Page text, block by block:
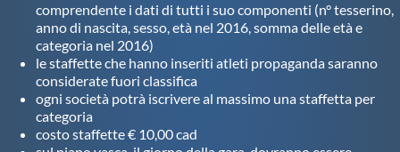
comprendente i dati di tutti i suo componenti (n° tesserino,
anno di nascita, sesso, età nel 2016, somma delle età e
categoria nel 2016)
le staffette che hanno inseriti atleti propaganda saranno
considerate fuori classifica
ogni società potrà iscrivere al massimo una staffetta per
categoria
costo staffette € 10,00 cad